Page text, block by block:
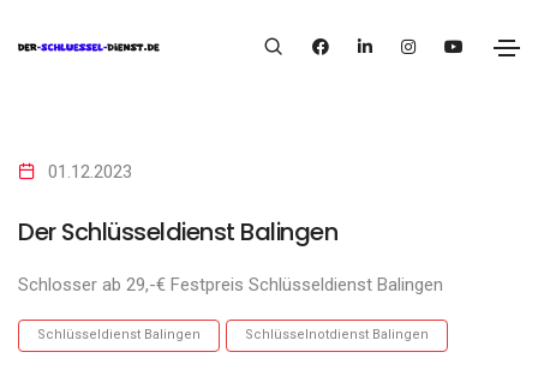
01.12.2023
Der Schlüsseldienst Balingen
Schlosser ab 29,-€ Festpreis Schlüsseldienst Balingen
Schlüsseldienst Balingen Schlüsselnotdienst Balingen